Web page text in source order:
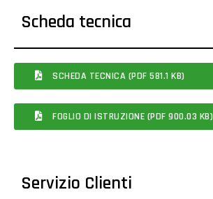
Scheda tecnica
SCHEDA TECNICA (PDF 581.1 KB)
FOGLIO DI ISTRUZIONE (PDF 900.03 KB)
Servizio Clienti